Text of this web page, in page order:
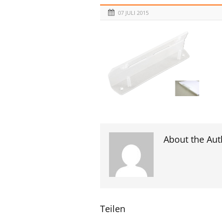
07 JULI 2015
About the
Teilen